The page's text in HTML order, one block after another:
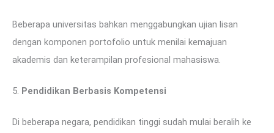
Beberapa universitas bahkan menggabungkan ujian lisan
dengan komponen portofolio untuk menilai kemajuan
akademis dan keterampilan profesional mahasiswa.
5. Pendidikan Berbasis Kompetensi
Di beberapa negara, pendidikan tinggi sudah mulai beralih ke